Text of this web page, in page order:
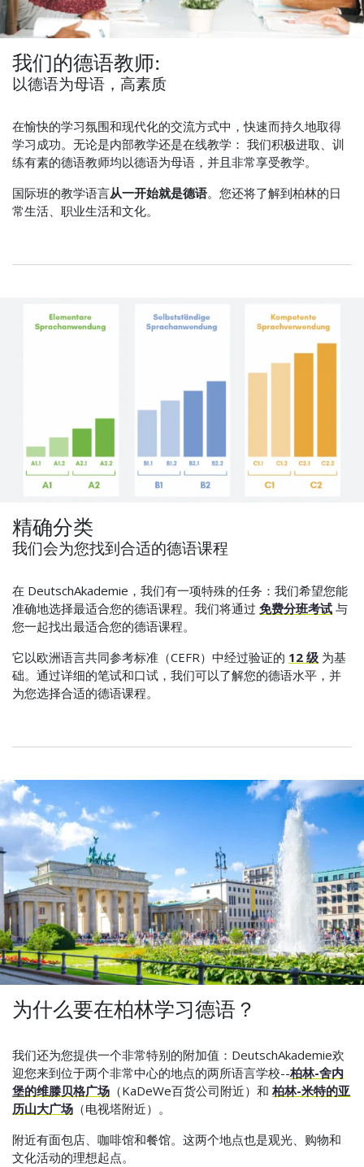
我们的德语教师:
以德语为母语，高素质
在愉快的学习氛围和现代化的交流方式中，快速而持久地取得
学习成功。无论是内部教学还是在线教学： 我们积极进取、训
练有素的德语教师均以德语为母语，并且非常享受教学。
国际班的教学语言从一开始就是德语。您还将了解到柏林的日
常生活、职业生活和文化。
精确分类
我们会为您找到合适的德语课程
在 DeutschAkademie，我们有一项特殊的任务：我们希望您能
准确地选择最适合您的德语课程。我们将通过 免费分班考试 与
您一起找出最适合您的德语课程。
它以欧洲语言共同参考标准（CEFR）中经过验证的 12 级 为基
础。通过详细的笔试和口试，我们可以了解您的德语水平，并
为您选择合适的德语课程。
为什么要在柏林学习德语？
我们还为您提供一个非常特别的附加值：DeutschAkademie欢
迎您来到位于两个非常中心的地点的两所语言学校--柏林-舍内
堡的维滕贝格广场 （KaDeWe百货公司附近）和 柏林-米特的亚
历山大广场 （电视塔附近）。
附近有面包店、咖啡馆和餐馆。这两个地点也是观光、购物和
文化活动的理想起点。